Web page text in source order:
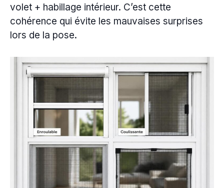
volet + habillage intérieur. C’est cette
cohérence qui évite les mauvaises surprises
lors de la pose.